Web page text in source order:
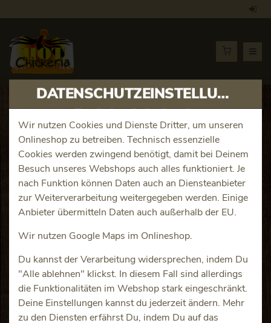
DATENSCHUTZEINSTELLUNGEN
Wir nutzen Cookies und Dienste Dritter, um unseren
Onlineshop zu betreiben. Technisch essenzielle
Cookies werden zwingend benötigt, damit bei Deinem
Besuch unseres Webshops auch alles funktioniert. Je
nach Funktion können Daten auch an Diensteanbieter
zur Weiterverarbeitung weitergegeben werden. Einige
Anbieter übermitteln Daten auch außerhalb der EU.
Wir nutzen Google Maps im Onlineshop.
Du kannst der Verarbeitung widersprechen, indem Du
"Alle ablehnen" klickst. In diesem Fall sind allerdings
die Funktionalitäten im Webshop stark eingeschränkt.
Deine Einstellungen kannst du jederzeit ändern. Mehr
zu den Diensten erfährst Du, indem Du auf das
Artikeldetails
Chicken Strippers 9er
Produktinfos